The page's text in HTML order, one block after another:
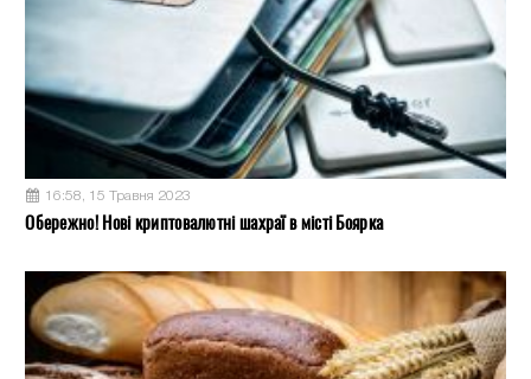
16:58, 15 Травня 2023
Обережно! Нові криптовалютні шахраї в місті Боярка